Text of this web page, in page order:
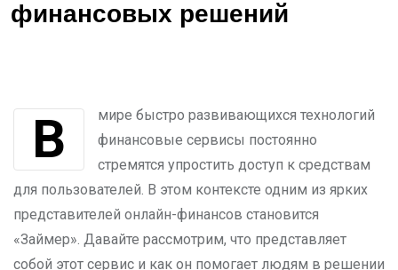
финансовых решений
В мире быстро развивающихся технологий
финансовые сервисы постоянно
стремятся упростить доступ к средствам
для пользователей. В этом контексте одним из ярких
представителей онлайн-финансов становится
«Займер». Давайте рассмотрим, что представляет
собой этот сервис и как он помогает людям в решении